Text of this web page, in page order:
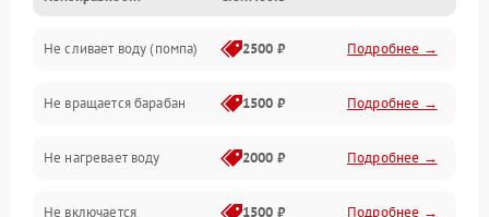
Водоснабжение
Слив
Программное обеспечение
Не сливает воду (помпа) 2500 ₽ Подробнее →
Не вращается барабан 1500 ₽ Подробнее →
Не нагревает воду 2000 ₽ Подробнее →
Не включается 1500 ₽ Подробнее →